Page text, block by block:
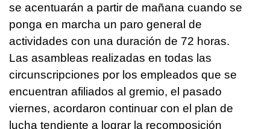
se acentuarán a partir de mañana cuando se
ponga en marcha un paro general de
actividades con una duración de 72 horas.
Las asambleas realizadas en todas las
circunscripciones por los empleados que se
encuentran afiliados al gremio, el pasado
viernes, acordaron continuar con el plan de
lucha tendiente a lograr la recomposición